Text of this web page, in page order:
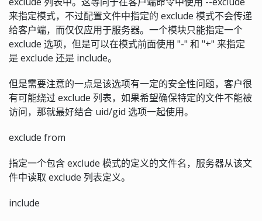
来指定模式，不过配置文件中指定的 exclude 模式不会传递
给客户端，而仅仅应用于服务器。一个模块只能指定一个
exclude 选项，但是可以在模式前面使用 "-" 和 "+" 来指定
是 exclude 还是 include。
但是需要注意的一点是该选项有一定的安全性问题，客户很
有可能绕过 exclude 列表，如果希望确保特定的文件不能被
访问，那就最好结合 uid/gid 选项一起使用。
exclude from
指定一个包含 exclude 模式的定义的文件名，服务器从该文
件中读取 exclude 列表定义。
include